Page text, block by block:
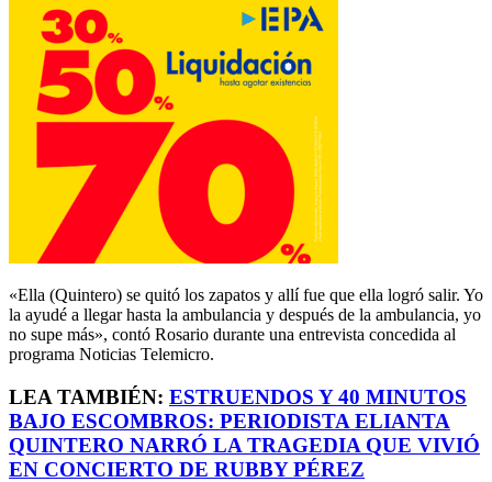
«Ella (Quintero) se quitó los zapatos y allí fue que ella logró salir. Yo
la ayudé a llegar hasta la ambulancia y después de la ambulancia, yo
no supe más», contó Rosario durante una entrevista concedida al
programa Noticias Telemicro.
LEA TAMBIÉN: ESTRUENDOS Y 40 MINUTOS
BAJO ESCOMBROS: PERIODISTA ELIANTA
QUINTERO NARRÓ LA TRAGEDIA QUE VIVIÓ
EN CONCIERTO DE RUBBY PÉREZ